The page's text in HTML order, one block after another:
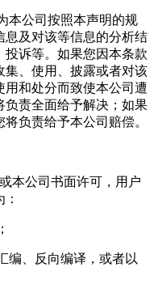
本公司按照本声明的规
息及对该等信息的分析结
诉等。如果您因本条款
集、使用、披露或者对该
和处分而致使本公司遭
负责全面给予解决；如果
负责给予本公司赔偿。
本公司书面许可，用户
编、反向编译，或者以